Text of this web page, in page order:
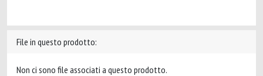
File in questo prodotto:
Non ci sono file associati a questo prodotto.